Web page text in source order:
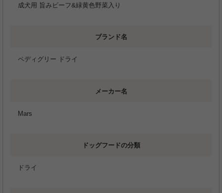
成犬用 旨みビーフ&緑黄色野菜入り
ブランド名
ペディグリー ドライ
メーカー名
Mars
ドッグフードの分類
ドライ